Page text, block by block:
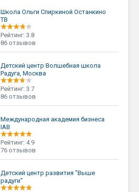
Школа Ольги Спиркиной Останкино
ТВ
Рейтинг: 3.8
86 отзывов
Детский центр Волшебная школа
Радуга, Москва
Рейтинг: 3.7
86 отзывов
Международная академия бизнеса
IAB
Рейтинг: 4.9
76 отзывов
Детский центр развития "Выше
радуги"